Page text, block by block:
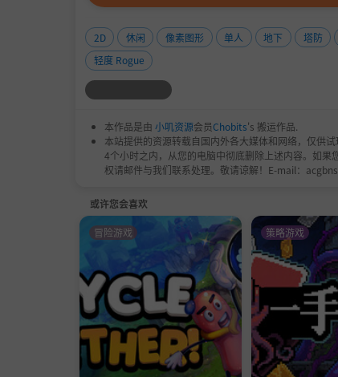
2D 休闲 像素图形 单人 地下 塔防
轻度 Rogue
本作品是由 小叽资源会员Chobits's 搬运作品.
本站提供的资源转载自国内外各大媒体和网络，仅供
4个小时之内，从您的电脑中彻底删除上述内容。如
权请邮件与我们联系处理。敬请谅解！E-mail：
或许您会喜欢
冒险游戏 策略游戏